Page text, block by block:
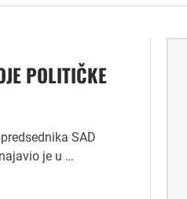
POLITIČKE
SAD
je u …